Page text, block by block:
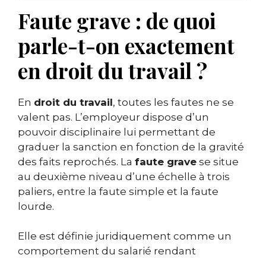
Faute grave : de quoi
parle-t-on exactement
en droit du travail ?
En droit du travail, toutes les fautes ne se
valent pas. L’employeur dispose d’un
pouvoir disciplinaire lui permettant de
graduer la sanction en fonction de la gravité
des faits reprochés. La faute grave se situe
au deuxième niveau d’une échelle à trois
paliers, entre la faute simple et la faute
lourde.
Elle est définie juridiquement comme un
comportement du salarié rendant